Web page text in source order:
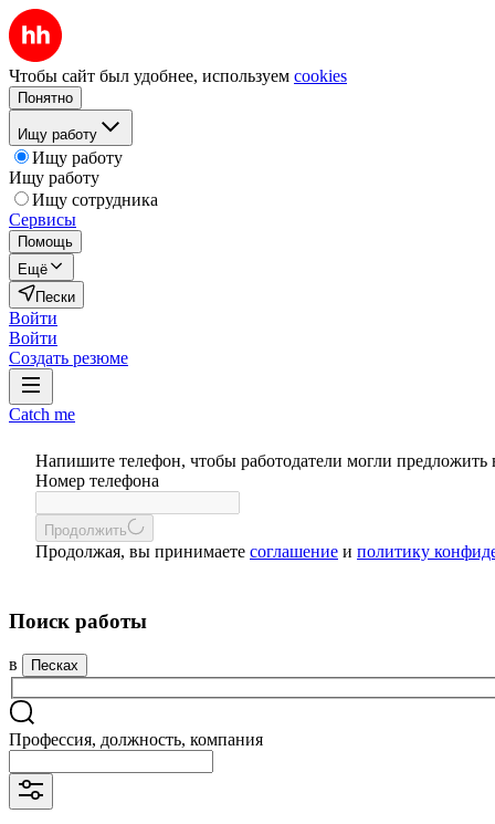
Чтобы сайт был удобнее, используем cookies
Понятно
Ищу работу
Ищу работу
Ищу работу
Ищу сотрудника
Сервисы
Помощь
Ещё
Пески
Войти
Войти
Создать резюме
Catch me
Напишите телефон, чтобы работодатели могли предложить
Номер телефона
Продолжить
Продолжая, вы принимаете соглашение и политику
Поиск работы
в Песках
Профессия, должность, компания